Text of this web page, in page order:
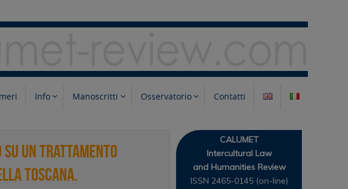
Info Manoscritti Osservatorio Contatti
su un trattamento
Toscana.
CALUMET
Intercultural Law
and Humanities Review
ISSN 2465-0145 (on-line)